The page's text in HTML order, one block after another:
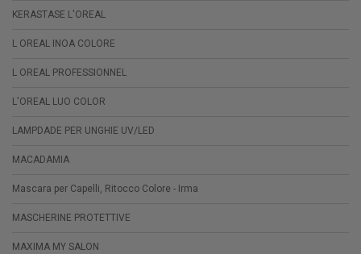
KERASTASE L'OREAL
L OREAL INOA COLORE
L OREAL PROFESSIONNEL
L'OREAL LUO COLOR
LAMPDADE PER UNGHIE UV/LED
MACADAMIA
Mascara per Capelli, Ritocco Colore - Irma
MASCHERINE PROTETTIVE
MAXIMA MY SALON